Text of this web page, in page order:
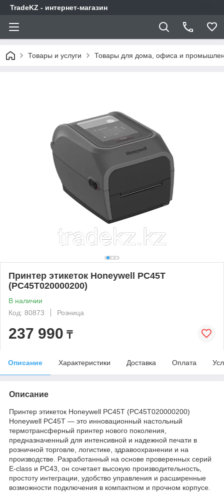
TradeKZ - интернет-магазин
Товары и услуги Товары для дома, офиса и
Принтер этикеток Honeywell PC45T
(PC45T020000200)
В наличии
Код: 80873
Розница
237 990 ₸
Описание Характеристики Доставка Оплата
Описание
Принтер этикеток Honeywell PC45T (PC45T020000200)
Honeywell PC45T — это инновационный настольный
термотрансферный принтер нового поколения,
предназначенный для интенсивной и надежной печати в
розничной торговле, логистике, здравоохранении и на
производстве. Разработанный на основе проверенных серий
E-class и PC43, он сочетает высокую производительность,
простоту интеграции, удобство управления и расширенные
возможности подключения в компактном и прочном корпусе.